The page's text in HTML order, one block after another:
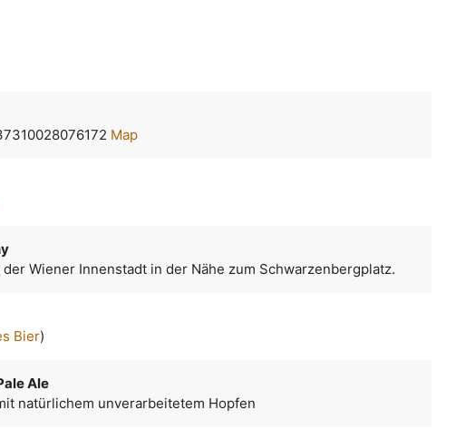
Map
Wiener Innenstadt in der Nähe zum Schwarzenbergplatz.
Bier)
Ale
natürlichem unverarbeitetem Hopfen